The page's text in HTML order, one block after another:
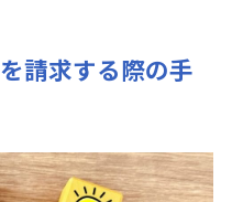
請求する際の手